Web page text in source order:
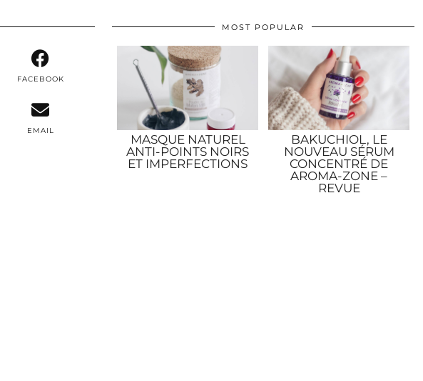
FACEBOOK
EMAIL
MOST POPULAR
MASQUE NATUREL
ANTI-POINTS NOIRS
ET IMPERFECTIONS
BAKUCHIOL, LE
NOUVEAU SÉRUM
CONCENTRÉ DE
AROMA-ZONE –
REVUE